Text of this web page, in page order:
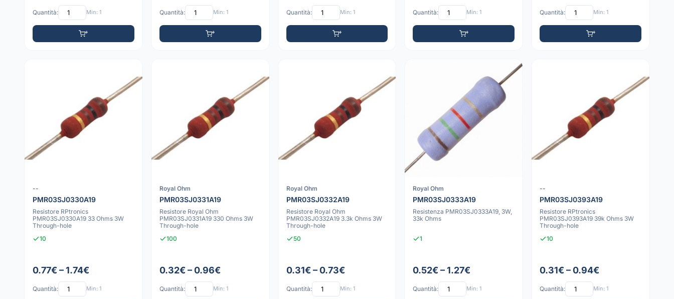
Quantità: Min: 1 Quantità: Min: 1 Quantità: Min: 1 Quantità: Min: 1 Quantità: Min: 1
--
PMR03SJ0330A19
Resistore RPtronics
PMR03SJ0330A19 33 Ohms 3W
Through-hole
10
0.77€ – 1.74€
Quantità: Min: 1
Royal Ohm
PMR03SJ0331A19
Resistore Royal Ohm
PMR03SJ0331A19 330 Ohms 3W
Through-hole
100
0.32€ – 0.96€
Quantità: Min: 1
Royal Ohm
PMR03SJ0332A19
Resistore Royal Ohm
PMR03SJ0332A19 3.3k Ohms 3W
Through-hole
50
0.31€ – 0.73€
Quantità: Min: 1
Royal Ohm
PMR03SJ0333A19
Resistenza PMR03SJ0333A19, 3W,
33k Ohms
1
0.52€ – 1.27€
Quantità: Min: 1
--
PMR03SJ0393A19
Resistore RPtronics
PMR03SJ0393A19 39k Ohms 3W
Through-hole
10
0.31€ – 0.94€
Quantità: Min: 1